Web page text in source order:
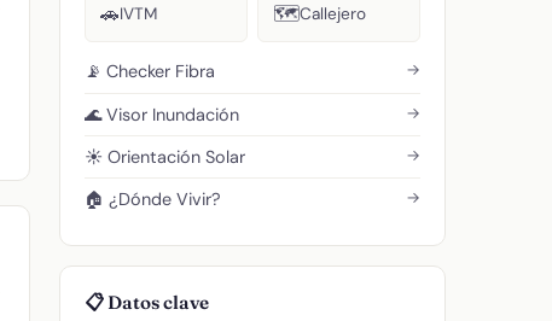
🚗IVTM 🗺️Callejero
📡 Checker Fibra →
🌊 Visor Inundación →
☀️ Orientación Solar →
🏠 ¿Dónde Vivir? →
📋 Datos clave